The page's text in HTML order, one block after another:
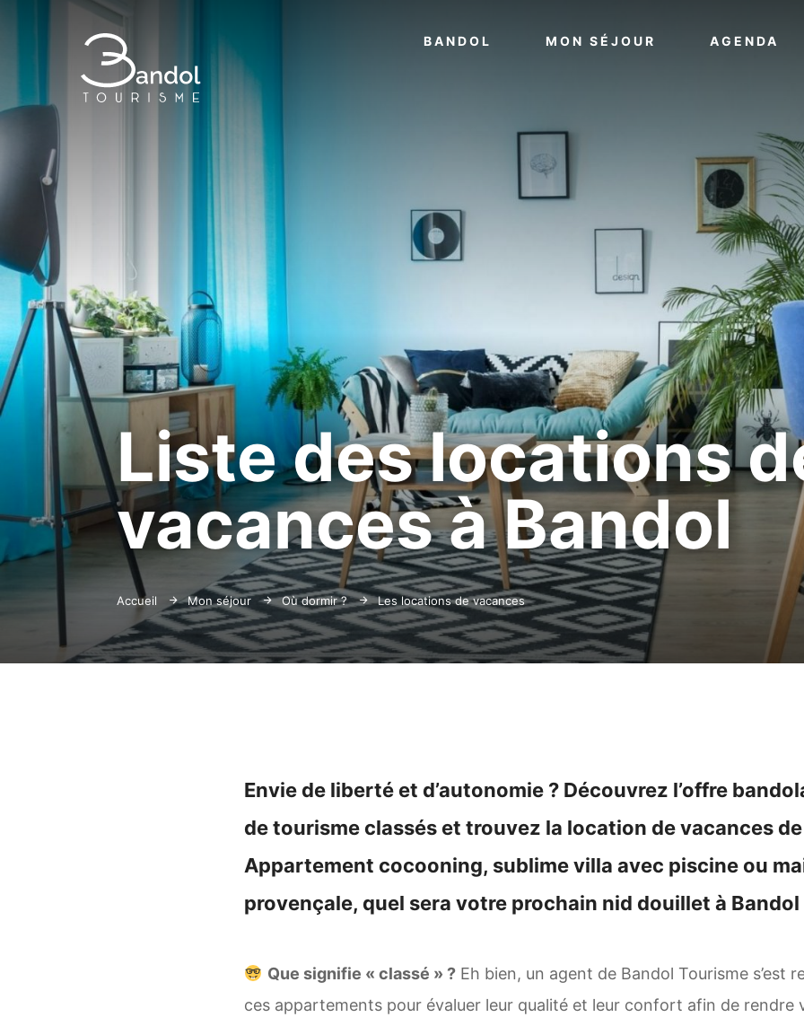
BANDOL VOIR PLUSMON SÉJOUR VOIR PLUSAGENDA
Liste des locations
vacances à Bandol
Accueil Mon séjour Où dormir ? Les locations de vacances
Envie de liberté et d’autonomie ? Découvrez l’offre
de tourisme classés et trouvez la location de vacances
Appartement cocooning, sublime villa avec piscine ou
provençale, quel sera votre prochain nid douillet à Bandol
Que signifie « classé » ?Eh bien, un agent de Bandol Tourisme s’est
ces appartements pour évaluer leur qualité et leur confort afin de rendre